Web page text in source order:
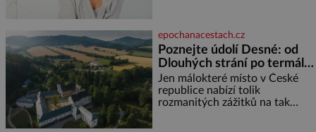
ochotný podat pomocnou ruku.
Vždycky jsem byla spíš
samotářka. Nepotřebovala jsem
kolem sebe partu kamarádek
ani partnera. Stačily mi knihy,
práce a hlavně klid. Hned po
studiích jsem odešla z rodného
epochanacestach.cz
Poznejte údolí Desné: od
Dlouhých strání po termální
prameny
Jen málokteré místo v České
republice nabízí tolik
rozmanitých zážitků na tak